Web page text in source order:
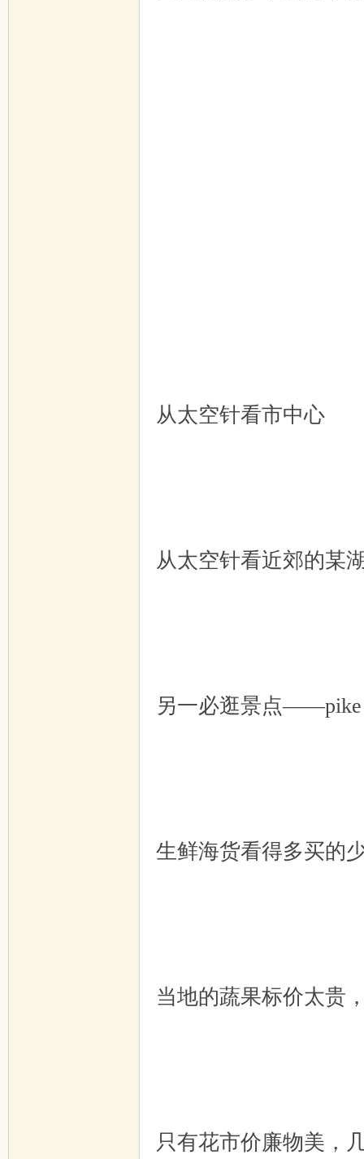
从太空针看市中心
从太空针看近郊的某
另一必逛景点——pike
生鲜海货看得多买的
当地的蔬果标价太贵
只有花市价廉物美，